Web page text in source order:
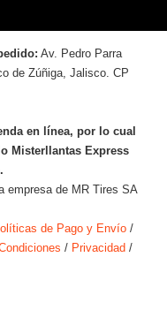
Av. Pedro Parra
de Zúñiga, Jalisco. CP
en línea, por lo cual
Misterllantas Express
empresa de MR Tires SA
de Pago y Envío/
/ Privacidad /